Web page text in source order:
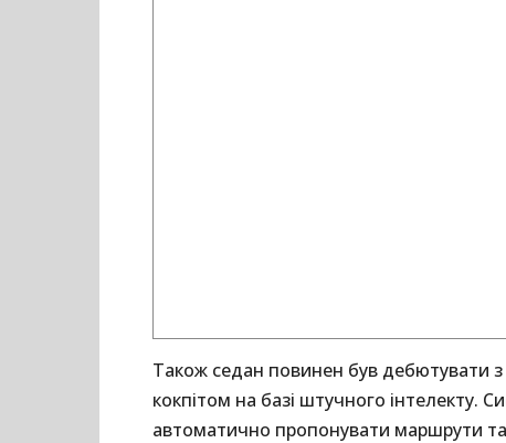
Також седан повинен був дебютувати
кокпітом на базі штучного інтелекту.
автоматично пропонувати маршрути